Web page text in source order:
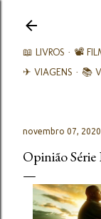
📖 LIVROS 📽️
✈ VIAGENS
📚︎
novembro 07, 2020
Opinião